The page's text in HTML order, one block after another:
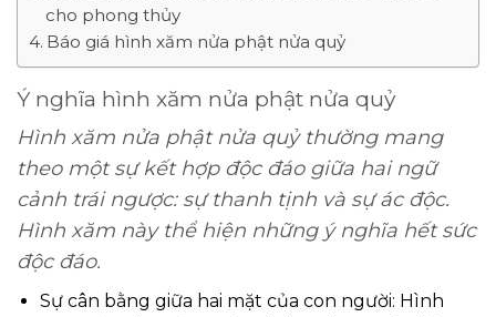
cho phong thủy
Báo giá hình xăm nửa phật nửa quỷ
Ý nghĩa hình xăm nửa phật nửa quỷ
Hình xăm nửa phật nửa quỷ thường mang
theo một sự kết hợp độc đáo giữa hai ngữ
cảnh trái ngược: sự thanh tịnh và sự ác độc.
Hình xăm này thể hiện những ý nghĩa hết sức
độc đáo.
Sự cân bằng giữa hai mặt của con người: Hình